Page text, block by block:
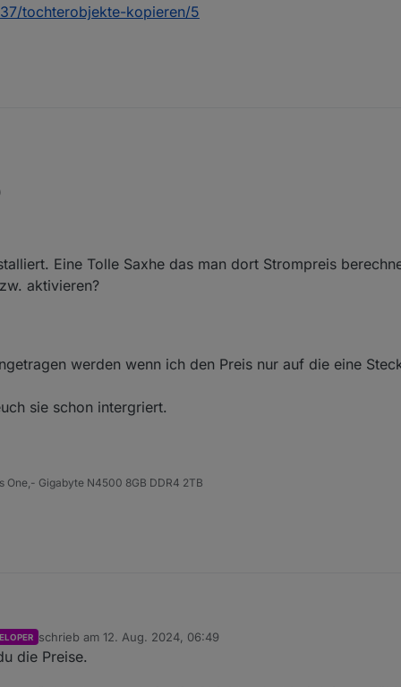
tochterobjekte-kopieren/5
Eine Tolle Saxhe das man dort Strompreis
aktivieren?
werden wenn ich den Preis nur auf die eine
sie schon intergriert.
Gigabyte N4500 8GB DDR4 2TB
aktivieren?
schrieb am 12. Aug. 2024, 06:49
zuletzt editiert von
die Preise.